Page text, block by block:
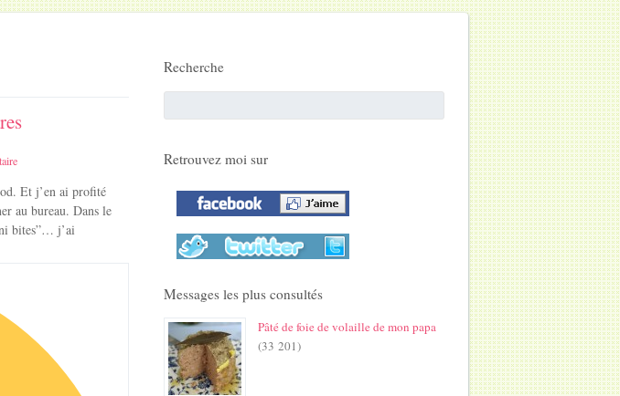
Et j’en ai profité
au bureau. Dans le
bites”… j’ai
Recherche
Retrouvez moi sur
Messages les plus consultés
Pâté de foie de volaille de mon papa
(33 201)